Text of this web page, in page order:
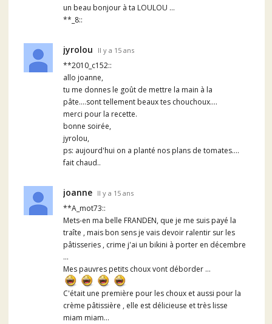
un beau bonjour à ta LOULOU ...
**_8::
jyrolou Il y a 15 ans
**2010_c152::
allo joanne,
tu me donnes le goût de mettre la main à la
pâte....sont tellement beaux tes chouchoux....
merci pour la recette.
bonne soirée,
jyrolou,
ps: aujourd'hui on a planté nos plans de tomates....
fait chaud..
joanne Il y a 15 ans
**A_mot73::
Mets-en ma belle FRANDEN, que je me suis payé la
traîte , mais bon sens je vais devoir ralentir sur les
pâtisseries , crime j'ai un bikini à porter en décembre
...
Mes pauvres petits choux vont déborder ...
C'était une première pour les choux et aussi pour la
crème pâtissière , elle est délicieuse et très lisse
miam miam...